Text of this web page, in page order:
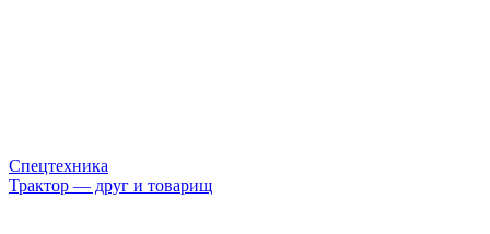
Спецтехника
Трактор — друг и товарищ